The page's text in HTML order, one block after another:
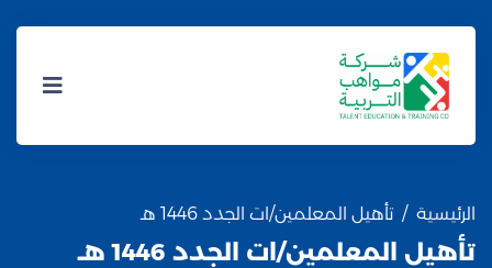
الرئيسية تأهيل المعلمين/ات الجدد 1446 هـ
تأهيل المعلمين/ات الجدد 1446 هـ